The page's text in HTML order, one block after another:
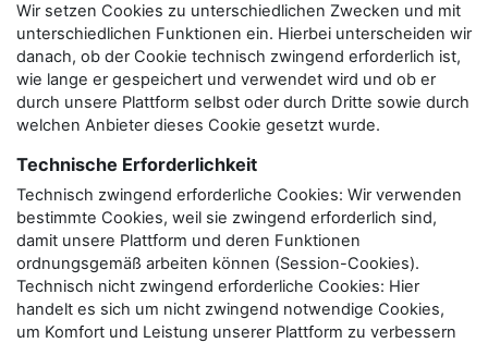
Wir setzen Cookies zu unterschiedlichen Zwecken und mit
unterschiedlichen Funktionen ein. Hierbei unterscheiden wir
danach, ob der Cookie technisch zwingend erforderlich ist,
wie lange er gespeichert und verwendet wird und ob er
durch unsere Plattform selbst oder durch Dritte sowie durch
welchen Anbieter dieses Cookie gesetzt wurde.
Technische Erforderlichkeit
Technisch zwingend erforderliche Cookies: Wir verwenden
bestimmte Cookies, weil sie zwingend erforderlich sind,
damit unsere Plattform und deren Funktionen
ordnungsgemäß arbeiten können (Session-Cookies).
Technisch nicht zwingend erforderliche Cookies: Hier
handelt es sich um nicht zwingend notwendige Cookies,
um Komfort und Leistung unserer Plattform zu verbessern